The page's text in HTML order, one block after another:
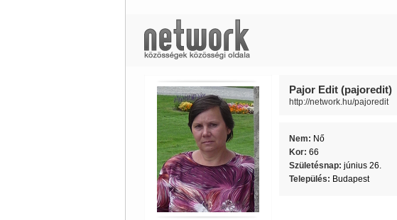
Pajor Edit (pajoredit)
http://network.hu/pajoredit
Nem: Nő
Kor: 66
Születésnap: június 26.
Település: Budapest